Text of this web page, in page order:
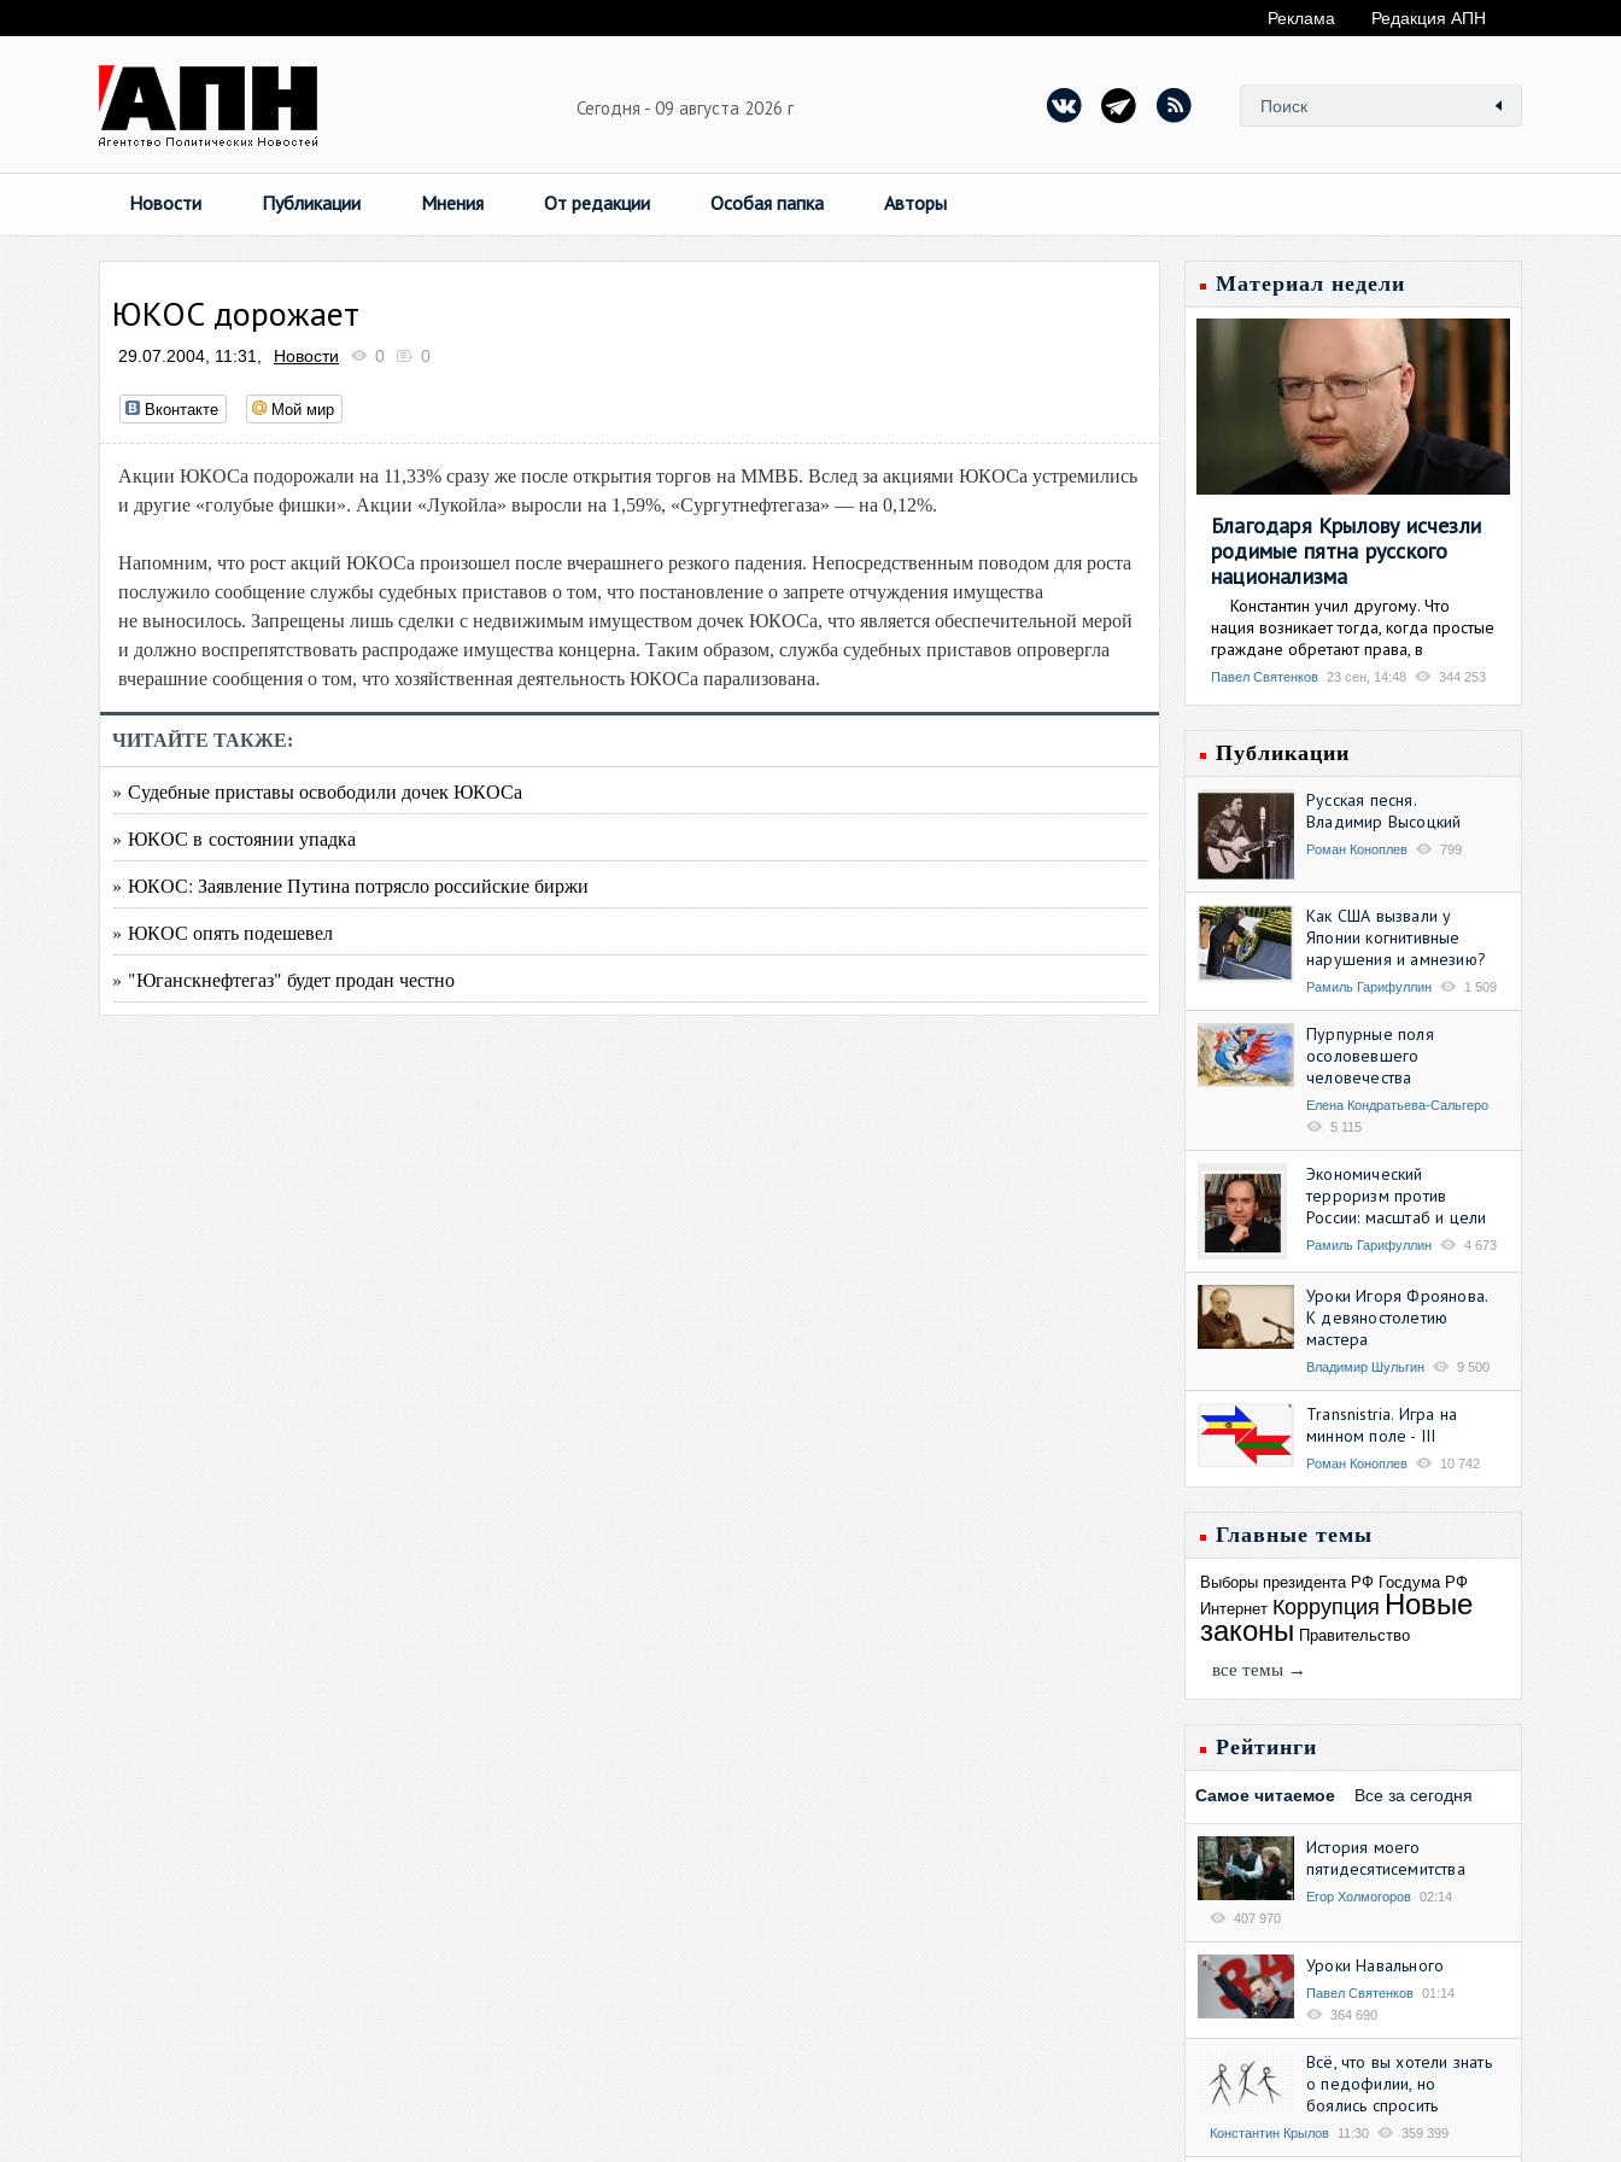
Реклама Редакция АПН
Сегодня - 09 августа 2026 г
Новости Публикации Мнения От редакции Особая папка Авторы
ЮКОС дорожает
29.07.2004, 11:31, Новости 0 0
Вконтакте Мой мир
Акции ЮКОСа подорожали на 11,33% сразу же после открытия торгов на ММВБ. Вслед за акциями ЮКОСа устремились
и другие «голубые фишки». Акции «Лукойла» выросли на 1,59%, «Сургутнефтегаза» — на 0,12%.
Напомним, что рост акций ЮКОСа произошел после вчерашнего резкого падения. Непосредственным поводом для роста
послужило сообщение службы судебных приставов о том, что постановление о запрете отчуждения имущества
не выносилось. Запрещены лишь сделки с недвижимым имуществом дочек ЮКОСа, что является обеспечительной мерой
и должно воспрепятствовать распродаже имущества концерна. Таким образом, служба судебных приставов опровергла
вчерашние сообщения о том, что хозяйственная деятельность ЮКОСа парализована.
ЧИТАЙТЕ ТАКЖЕ:
» Судебные приставы освободили дочек ЮКОСа
» ЮКОС в состоянии упадка
» ЮКОС: Заявление Путина потрясло российские биржи
» ЮКОС опять подешевел
» "Юганскнефтегаз" будет продан честно
Материал недели
Благодаря Крылову исчезли
родимые пятна русского
национализма
Константин учил другому. Что
нация возникает тогда, когда простые
граждане обретают права, в
Павел Святенков 23 сен, 14:48 344 253
Публикации
Русская песня.
Владимир Высоцкий
Роман Коноплев 799
Как США вызвали у
Японии когнитивные
нарушения и амнезию?
Рамиль Гарифуллин 1 509
Пурпурные поля
осоловевшего
человечества
Елена Кондратьева-Сальгеро
5 115
Экономический
терроризм против
России: масштаб и цели
Рамиль Гарифуллин 4 673
Уроки Игоря Фроянова.
К девяностолетию
мастера
Владимир Шульгин 9 500
Transnistria. Игра на
минном поле - III
Роман Коноплев 10 742
Главные темы
Выборы президента РФ Госдума РФ
Интернет Коррупция Новые
законы Правительство
все темы →
Рейтинги
Самое читаемое Все за сегодня
История моего
пятидесятисемитства
Егор Холмогоров 02:14
407 970
Уроки Навального
Павел Святенков 01:14
364 690
Всё, что вы хотели знать
о педофилии, но
боялись спросить
Константин Крылов 11:30 359 399